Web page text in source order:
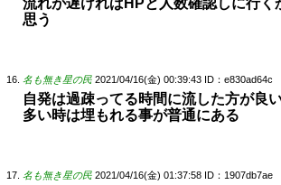
流れが遅ければHPと人数確認しに行く
思う
名も無き星の民 2021/04/16(金) 00:39:43 ID：e830ad64c
自発は過疎ってる時間に流した方が良
多い時は埋もれる事が普通にある
名も無き星の民 2021/04/16(金) 01:37:58 ID：1907db7ae